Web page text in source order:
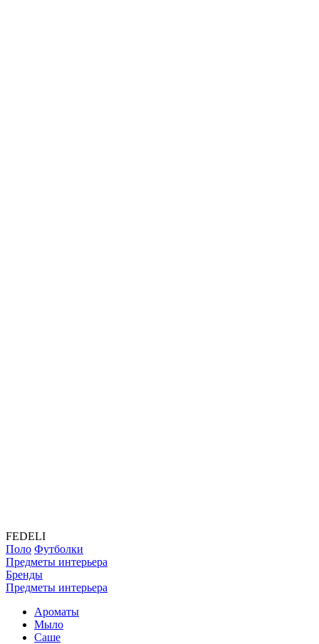
FEDELI
Поло Футболки
Предметы интерьера
Бренды
Предметы интерьера
Ароматы
Мыло
Саше